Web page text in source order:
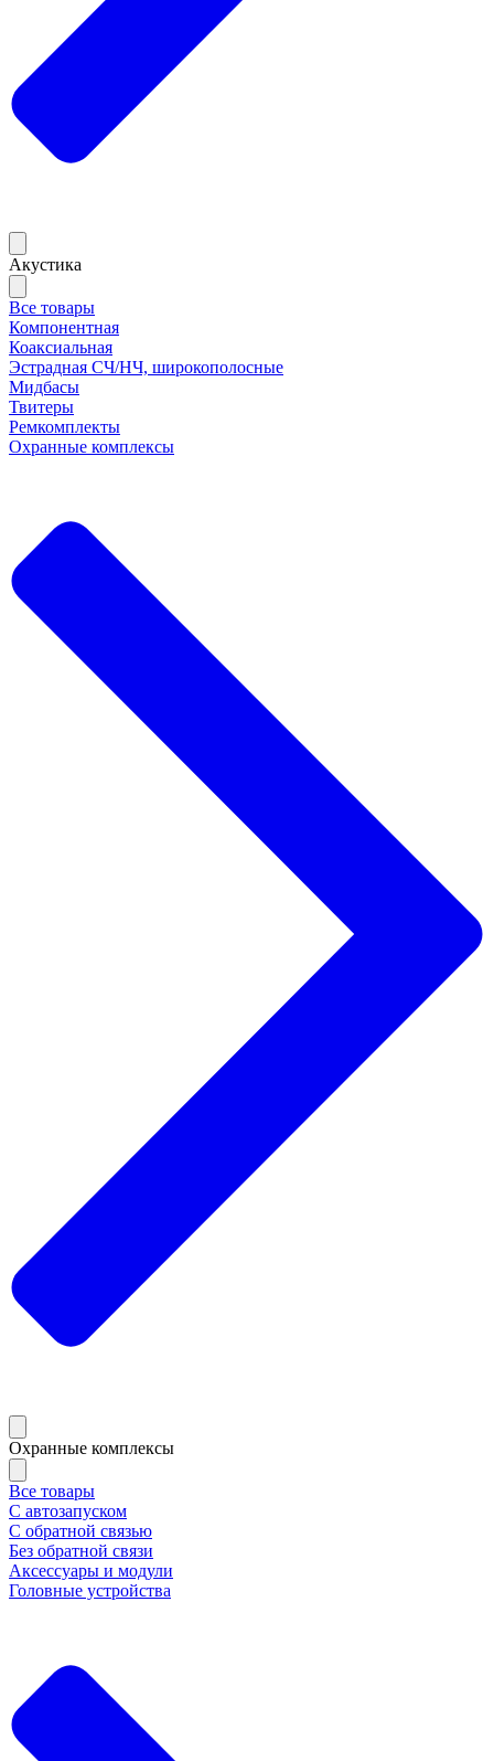
Акустика
Все товары
Компонентная
Коаксиальная
Эстрадная СЧ/НЧ, широкополосные
Мидбасы
Твитеры
Ремкомплекты
Охранные комплексы
Охранные комплексы
Все товары
С автозапуском
С обратной связью
Без обратной связи
Аксессуары и модули
Головные устройства